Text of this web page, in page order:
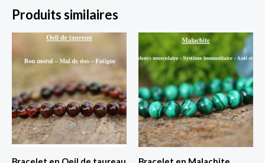
Produits similaires